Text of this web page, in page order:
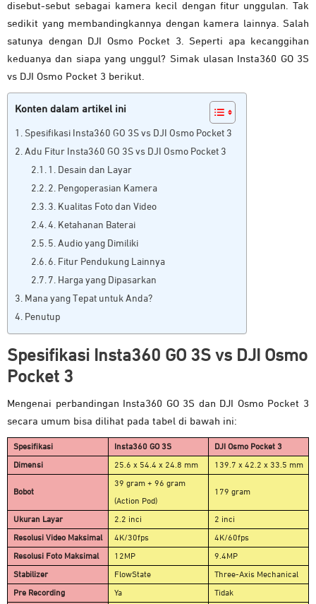
disebut-sebut sebagai kamera kecil dengan fitur unggulan. Tak
sedikit yang membandingkannya dengan kamera lainnya. Salah
satunya dengan DJI Osmo Pocket 3. Seperti apa kecanggihan
keduanya dan siapa yang unggul? Simak ulasan Insta360 GO 3S
vs DJI Osmo Pocket 3 berikut.
Konten dalam artikel ini
Spesifikasi Insta360 GO 3S vs DJI Osmo Pocket 3
Adu Fitur Insta360 GO 3S vs DJI Osmo Pocket 3
1. Desain dan Layar
2. Pengoperasian Kamera
3. Kualitas Foto dan Video
4. Ketahanan Baterai
5. Audio yang Dimiliki
6. Fitur Pendukung Lainnya
7. Harga yang Dipasarkan
Mana yang Tepat untuk Anda?
Penutup
Spesifikasi Insta360 GO 3S vs DJI Osmo
Pocket 3
Mengenai perbandingan Insta360 GO 3S dan DJI Osmo Pocket 3
secara umum bisa dilihat pada tabel di bawah ini:
Spesifikasi Insta360 GO 3S DJI Osmo Pocket 3
Dimensi 25.6 x 54.4 x 24.8 mm 139.7 x 42.2 x 33.5 mm
Bobot
39 gram + 96 gram
(Action Pod)
179 gram
Ukuran Layar 2.2 inci 2 inci
Resolusi Video Maksimal 4K/30fps 4K/60fps
Resolusi Foto Maksimal 12MP 9.4MP
Stabilizer FlowState Three-Axis Mechanical
Pre Recording Ya Tidak